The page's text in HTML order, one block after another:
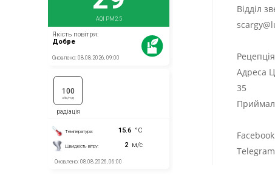
Відділ
Адреса
35